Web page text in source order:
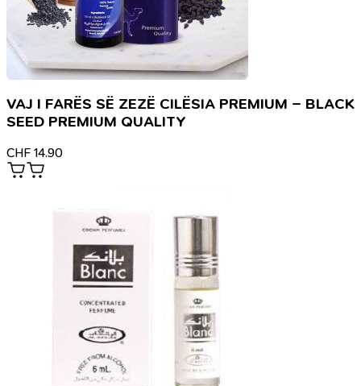
VAJ I FARËS SË ZEZË CILËSIA PREMIUM – BLACK
SEED PREMIUM QUALITY
CHF 14.90